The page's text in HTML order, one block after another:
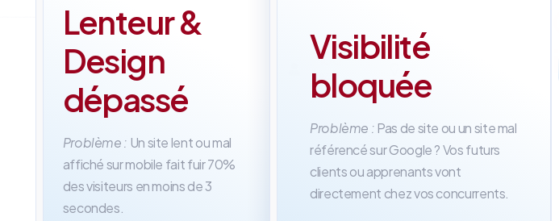
Lenteur &
Design
dépassé
Problème : Un site lent ou mal
affiché sur mobile fait fuir 70%
des visiteurs en moins de 3
secondes.
100
%
Sur-
mesure
Visibilité
bloquée
Problème :Pas de site ou un site mal
référencé sur Google ? Vos futurs
clients ou apprenants vont
directement chez vos concurrents.